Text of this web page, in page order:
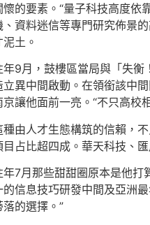
懷的要素。“量子科技高度依
、資料迷信等專門研究佈景
土。
年9月，鼓樓區當局與「失衡
立異中間啟動。在領銜該中
京讓他面前一亮。“不只高校
種由人才生態構筑的信賴，
目占比超四成。華天科技、
年7月那些甜甜圈原本是他打
的信息技巧研發中間及亞洲
落的選擇。”